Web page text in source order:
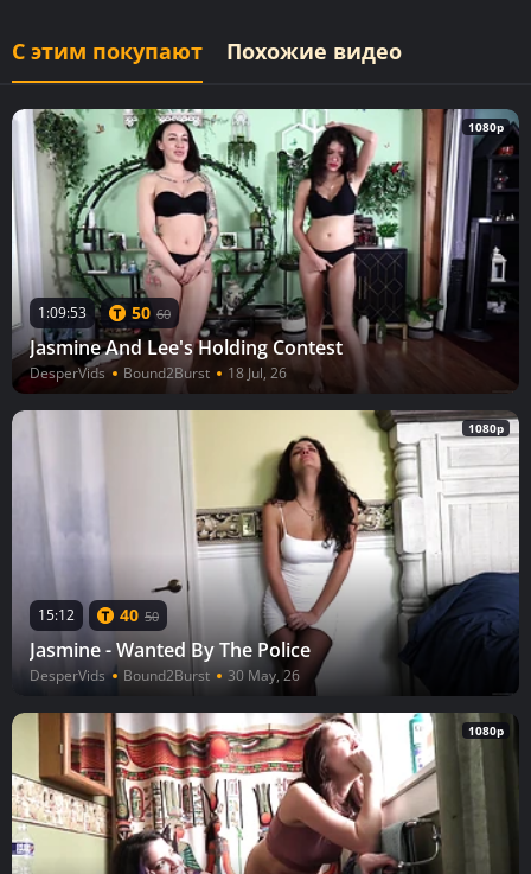
С этим покупают Похожие видео
1080p
1:09:53 50 60
Jasmine And Lee's Holding Contest
DesperVids Bound2Burst 18 Jul, 26
1080p
15:12 40 50
Jasmine - Wanted By The Police
DesperVids Bound2Burst 30 May, 26
1080p